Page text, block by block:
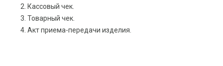
Кассовый чек.
Товарный чек.
Акт приема-передачи изделия.